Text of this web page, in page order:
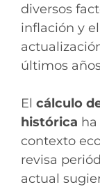
diversos
inflación y
últimos
El cálculo
histórica
contexto
revisa
actual